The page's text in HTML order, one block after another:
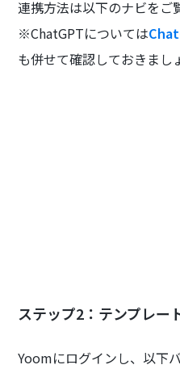
連携方法は以下のナビをご
※ChatGPTについては
も併せて確認しておきまし
ステップ2：テンプレー
Yoomにログインし、以下